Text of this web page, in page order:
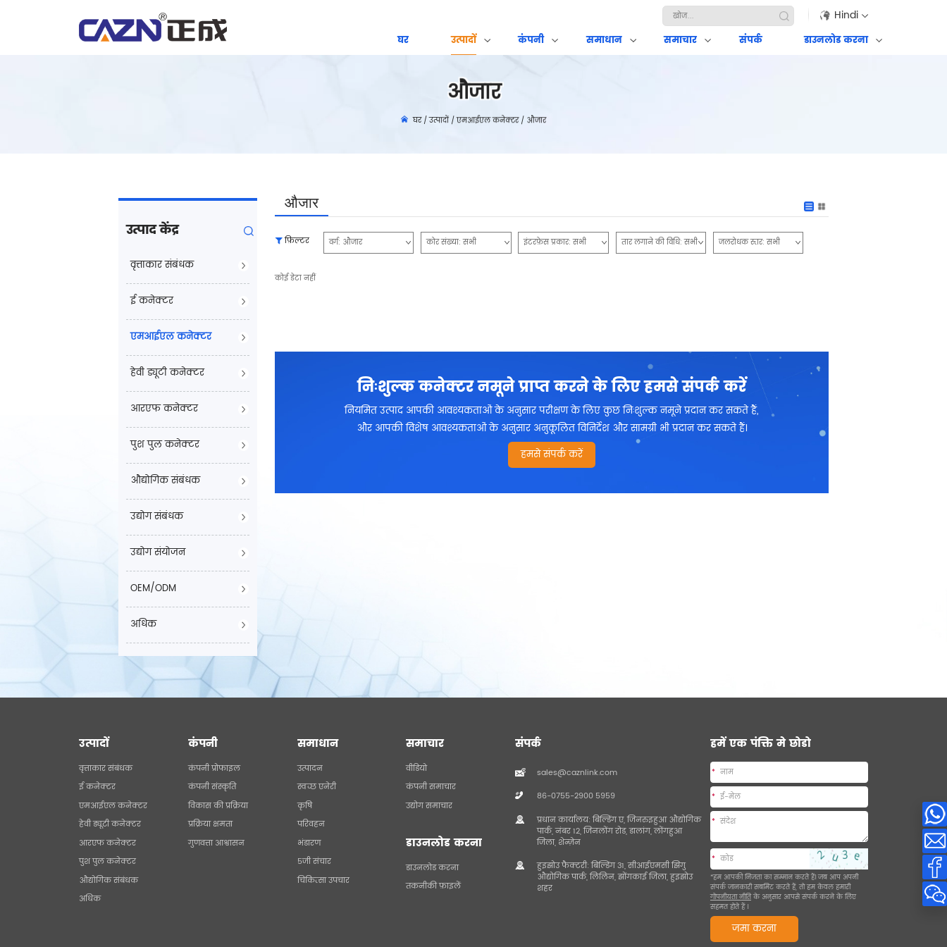
Hindi
घर उत्पादों कंपनी समाधान समाचार संपर्क डाउनलोड करना
औजार
घर/उत्पादों/एमआईएल कनेक्टर/औजार
उत्पाद केंद्र
वृत्ताकार संबंधक
ई कनेक्टर
एमआईएल कनेक्टर
हेवी ड्यूटी कनेक्टर
आरएफ कनेक्टर
पुश पुल कनेक्टर
औद्योगिक संबंधक
उद्योग संबंधक
उद्योग संयोजन
OEM/ODM
अधिक
औजार
फ़िल्टर वर्ग: औजार कोर संख्या:सभी इंटरफ़ेस प्रकार:सभी तार लगाने की विधि:सभी जलरोधक स्तर:सभी
कोई डेटा नहीं
निःशुल्क कनेक्टर नमूने प्राप्त करने के लिए हमसे संपर्क करें
नियमित उत्पाद आपकी आवश्यकताओं के अनुसार परीक्षण के लिए कुछ निःशुल्क नमूने प्रदान कर सकते हैं,
और आपकी विशेष आवश्यकताओं के अनुसार अनुकूलित विनिर्देश और सामग्री भी प्रदान कर सकते हैं।
हमसे संपर्क करें
उत्पादों
वृत्ताकार संबंधक
ई कनेक्टर
एमआईएल कनेक्टर
हेवी ड्यूटी कनेक्टर
आरएफ कनेक्टर
पुश पुल कनेक्टर
औद्योगिक संबंधक
अधिक
कंपनी
कंपनी प्रोफाइल
कंपनी संस्कृति
विकास की प्रक्रिया
प्रक्रिया क्षमता
गुणवत्ता आश्वासन
समाधान
उत्पादन
स्वच्छ एनेरी
कृषि
परिवहन
भंडारण
5जी संचार
चिकित्सा उपचार
समाचार
वीडियो
कंपनी समाचार
उद्योग समाचार
डाउनलोड करना
डाउनलोड करना
तकनीकी फ़ाइलें
संपर्क
sales@caznlink.com
86-0755-2900 5959
प्रधान कार्यालय: बिल्डिंग ए, जिनरुइहुआ औद्योगिक
पार्क, नंबर 12, जिनलोंग रोड, डालांग, लोंगहुआ
जिला, शेन्ज़ेन
हुइझोउ फैक्टरी: बिल्डिंग 31, सीआईएमसी झिगु
औद्योगिक पार्क, लिलिन, झोंगकाई जिला, हुइझोउ
शहर
हमें एक पंक्ति मे छोडो
*
*
*
*
*हम आपकी निजता का सम्मान करते हैं। जब आप अपनी
संपर्क जानकारी सबमिट करते हैं, तो हम केवल हमारी
गोपनीयता नीतिके अनुसार आपसे संपर्क करने के लिए
सहमत होते हैं ।
जमा करना